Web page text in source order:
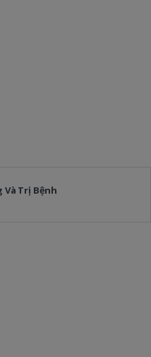
Và Trị Bệnh